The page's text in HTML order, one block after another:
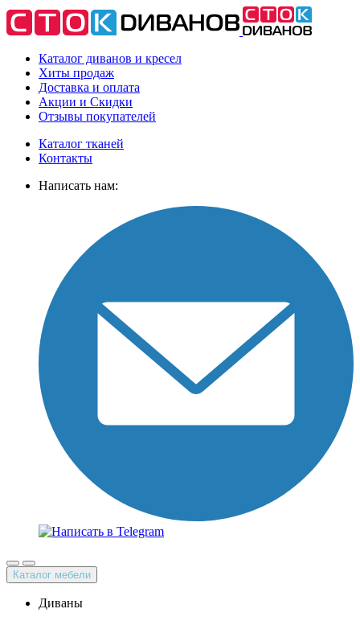
Каталог диванов и кресел
Хиты продаж
Доставка и оплата
Акции и Скидки
Отзывы покупателей
Каталог тканей
Контакты
Написать нам:
Каталог мебели
Диваны